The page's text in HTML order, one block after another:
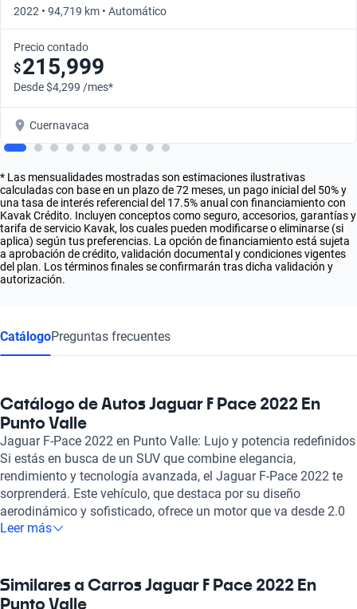
2022 • 94,719 km • Automático
Precio contado
$215,999
Desde $4,299 /mes*
Cuernavaca
* Las mensualidades mostradas son estimaciones ilustrativas
calculadas con base en un plazo de 72 meses, un pago inicial del 50% y
una tasa de interés referencial del 17.5% anual con financiamiento con
Kavak Crédito. Incluyen conceptos como seguro, accesorios, garantías y
tarifa de servicio Kavak, los cuales pueden modificarse o eliminarse (si
aplica) según tus preferencias. La opción de financiamiento está sujeta
a aprobación de crédito, validación documental y condiciones vigentes
del plan. Los términos finales se confirmarán tras dicha validación y
autorización.
CatálogoPreguntas frecuentes
Catálogo de Autos Jaguar F Pace 2022 En
Punto Valle
Jaguar F-Pace 2022 en Punto Valle: Lujo y potencia redefinidos
Si estás en busca de un SUV que combine elegancia,
rendimiento y tecnología avanzada, el Jaguar F-Pace 2022 te
sorprenderá. Este vehículo, que destaca por su diseño
aerodinámico y sofisticado, ofrece un motor que va desde 2.0
hasta 5.0 litros, alcanzando una potencia impresionante de
interior del F-Pace está meticulosamente diseñado, con
capacidad para cinco pasajeros y una mezcla de materiales de
Leer más
Similares a Carros Jaguar F Pace 2022 En
Punto Valle